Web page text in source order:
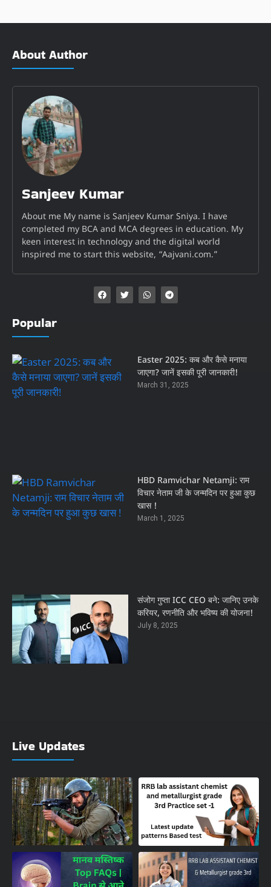
About Author
Sanjeev Kumar
About me My name is Sanjeev Kumar Sniya. I have
completed my BCA and MCA degrees in education. My
keen interest in technology and the digital world
inspired me to start this website, “Aajvani.com.”
Popular
Easter 2025: कब और कैसे मनाया
जाएगा? जानें इसकी पूरी जानकारी!
March 31, 2025
HBD Ramvichar Netamji: राम
विचार नेताम जी के जन्मदिन पर हुआ कुछ
खास !
March 1, 2025
संजोग गुप्ता ICC CEO बने: जानिए उनके
करियर, रणनीति और भविष्य की योजना!
July 8, 2025
Live Updates